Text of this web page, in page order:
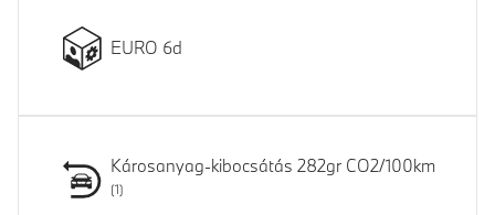
EURO 6d
Károsanyag-kibocsátás 282gr CO2/100km